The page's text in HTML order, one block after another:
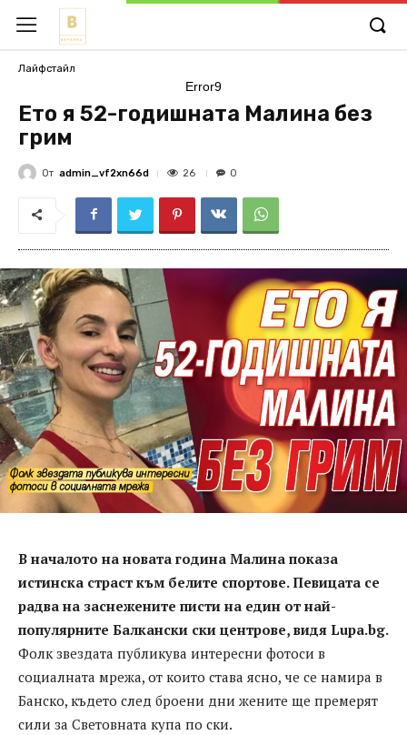
Лайфстайл
Error9
Ето я 52-годишната Малина без
грим
От admin_vf2xn66d 26 0
В началото на новата година Малина показа
истинска страст към белите спортове. Певицата се
радва на заснежените писти на един от най-
популярните Балкански ски центрове, видя Lupa.bg.
Фолк звездата публикува интересни фотоси в
социалната мрежа, от които става ясно, че се намира в
Банско, където след броени дни жените ще премерят
сили за Световната купа по ски.